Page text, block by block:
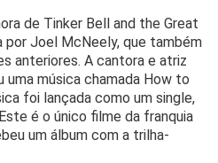
de Tinker Bell and the Great
por Joel McNeely, que também
anteriores. A cantora e atriz
música chamada How to
foi lançada como um single,
é o único filme da franquia
um álbum com a trilha-